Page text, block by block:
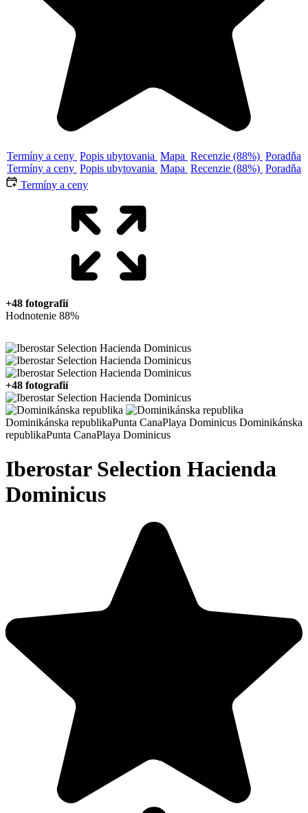
Termíny a ceny Popis ubytovania Mapa Recenzie (88%) Poradňa
Termíny a ceny Popis ubytovania Mapa Recenzie (88%) Poradňa
Termíny a ceny
+48 fotografií
Hodnotenie 88%
+48 fotografií
Dominikánska republikaPunta CanaPlaya Dominicus Dominikánska
republikaPunta CanaPlaya Dominicus
Iberostar Selection Hacienda
Dominicus